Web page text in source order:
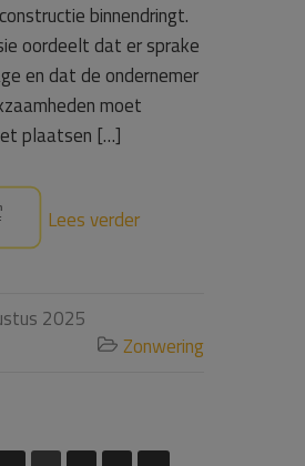
binnendringt.
oordeelt dat er sprake
en dat de ondernemer
moet
plaatsen […]
Lees verder
2025
 Zonwering